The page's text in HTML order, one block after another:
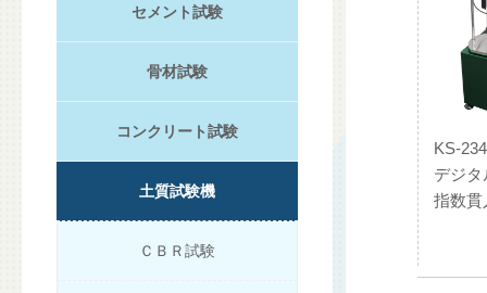
KS-234
デジ
指数貫
セメント試験
骨材試験
コンクリート試験
土質試験機
ＣＢＲ試験